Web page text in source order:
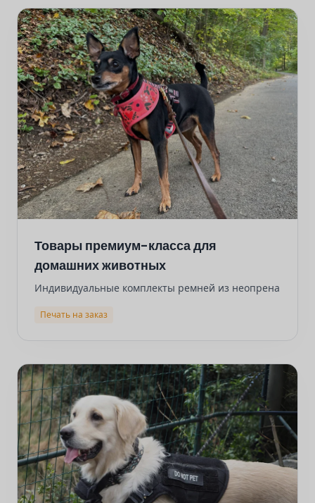
Товары премиум-класса для
домашних животных
Индивидуальные комплекты ремней из неопрена
Печать на заказ